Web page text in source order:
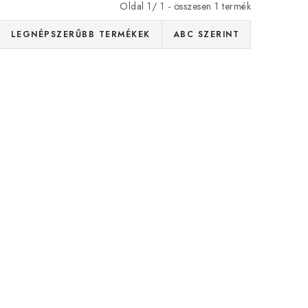
Oldal 1 / 1 - összesen 1 termék
LEGNÉPSZERŰBB TERMÉKEK ABC SZERINT